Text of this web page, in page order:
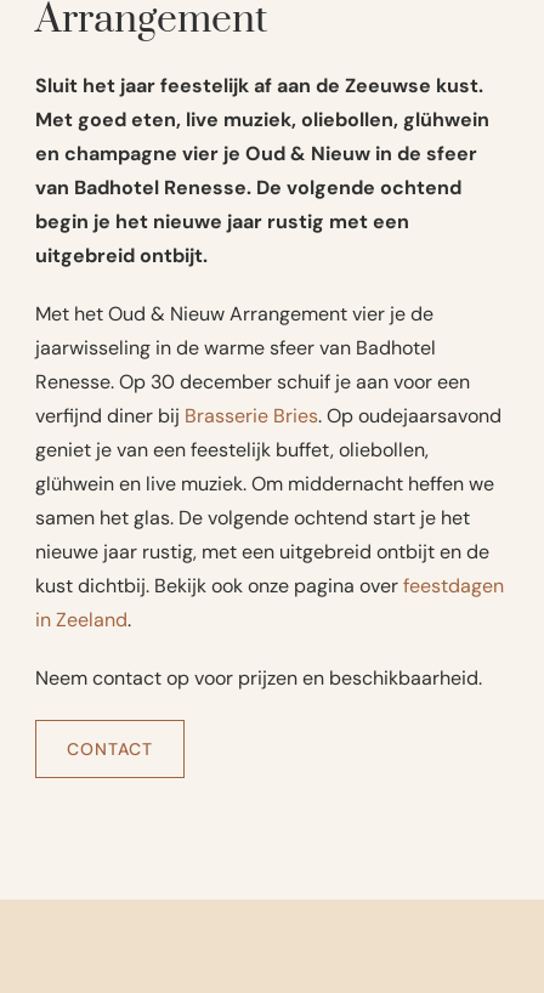
Arrangement
Sluit het jaar feestelijk af aan de Zeeuwse kust.
Met goed eten, live muziek, oliebollen, glühwein
en champagne vier je Oud & Nieuw in de sfeer
van Badhotel Renesse. De volgende ochtend
begin je het nieuwe jaar rustig met een
uitgebreid ontbijt.
Met het Oud & Nieuw Arrangement vier je de
jaarwisseling in de warme sfeer van Badhotel
Renesse. Op 30 december schuif je aan voor een
verfijnd diner bij Brasserie Bries. Op oudejaarsavond
geniet je van een feestelijk buffet, oliebollen,
glühwein en live muziek. Om middernacht heffen we
samen het glas. De volgende ochtend start je het
nieuwe jaar rustig, met een uitgebreid ontbijt en de
kust dichtbij. Bekijk ook onze pagina overfeestdagen
in Zeeland.
Neem contact op voor prijzen en beschikbaarheid.
CONTACT